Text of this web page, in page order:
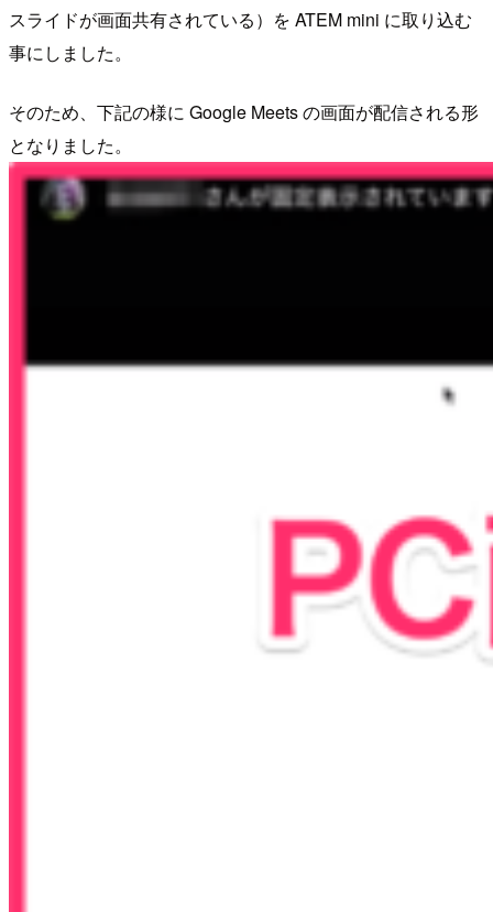
スライドが画面共有されている）を ATEM mini に取り込む
事にしました。
そのため、下記の様に Google Meets の画面が配信される形
となりました。